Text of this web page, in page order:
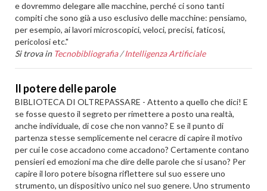
e dovremmo delegare alle macchine, perché ci sono tanti
compiti che sono già a uso esclusivo delle macchine: pensiamo,
per esempio, ai lavori microscopici, veloci, precisi, faticosi,
pericolosi etc."
Si trova in Tecnobibliografia /Intelligenza Artificiale
Il potere delle parole
BIBLIOTECA DI OLTREPASSARE - Attento a quello che dici! E
se fosse questo il segreto per rimettere a posto una realtà,
anche individuale, di cose che non vanno? E se il punto di
partenza stesse semplicemente nel ceracre di capire il motivo
per cui le cose accadono come accadono? Certamente contano
pensieri ed emozioni ma che dire delle parole che si usano? Per
capire il loro potere bisogna riflettere sul suo essere uno
strumento, un dispositivo unico nel suo genere. Uno strumento